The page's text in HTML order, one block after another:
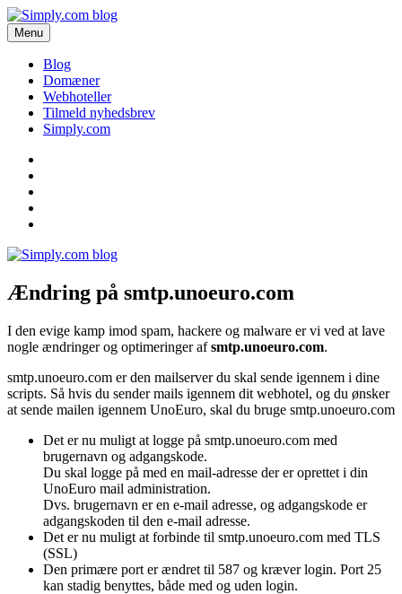
Videre
til
indhold
Simply.com blog
Få de seneste nyheder om domæner og webhoteller her.
Menu
Blog
Domæner
Webhoteller
Tilmeld nyhedsbrev
Simply.com
Ændring på smtp.unoeuro.com
I den evige kamp imod spam, hackere og malware er vi ved at lave
nogle ændringer og optimeringer afsmtp.unoeuro.com.
smtp.unoeuro.com er den mailserver du skal sende igennem i dine
scripts. Så hvis du sender mails igennem dit webhotel, og du ønsker
at sende mailen igennem UnoEuro, skal du bruge smtp.unoeuro.com
Det er nu muligt at logge på smtp.unoeuro.com med
brugernavn og adgangskode.
Du skal logge på med en mail-adresse der er oprettet i din
UnoEuro mail administration.
Dvs. brugernavn er en e-mail adresse, og adgangskode er
adgangskoden til den e-mail adresse.
Det er nu muligt at forbinde til smtp.unoeuro.com med TLS
(SSL)
Den primære port er ændret til 587 og kræver login. Port 25
kan stadig benyttes, både med og uden login.